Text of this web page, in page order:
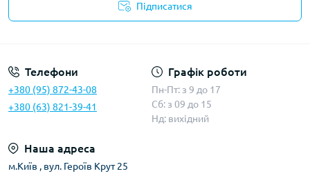
Підписатися
Телефони
+380 (95) 872-43-08
+380 (63) 821-39-41
Графік роботи
Пн-Пт: з 9 до 17
Сб: з 09 до 15
Нд: вихідний
Наша адреса
м.Київ , вул. Героїв Крут 25